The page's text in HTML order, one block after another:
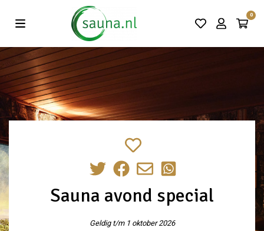
0
Vind de beste acties in één klik!
Sauna avond special
Geldig t/m 1 oktober 2026